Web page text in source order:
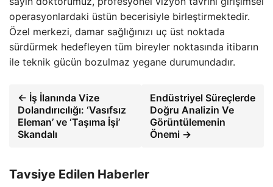
operasyonlardaki üstün becerisiyle birleştirmektedir.
Özel merkezi, damar sağlığınızı uç üst noktada
sürdürmek hedefleyen tüm bireyler noktasında itibarın
ile teknik gücün bozulmaz yegane durumundadır.
← İş İlanında Vize
Dolandırıcılığı: ‘Vasıfsız
Eleman’ ve ‘Taşıma İşi’
Skandalı
Endüstriyel Süreçlerde
Doğru Analizin Ve
Görüntülemenin
Önemi →
Tavsiye Edilen Haberler